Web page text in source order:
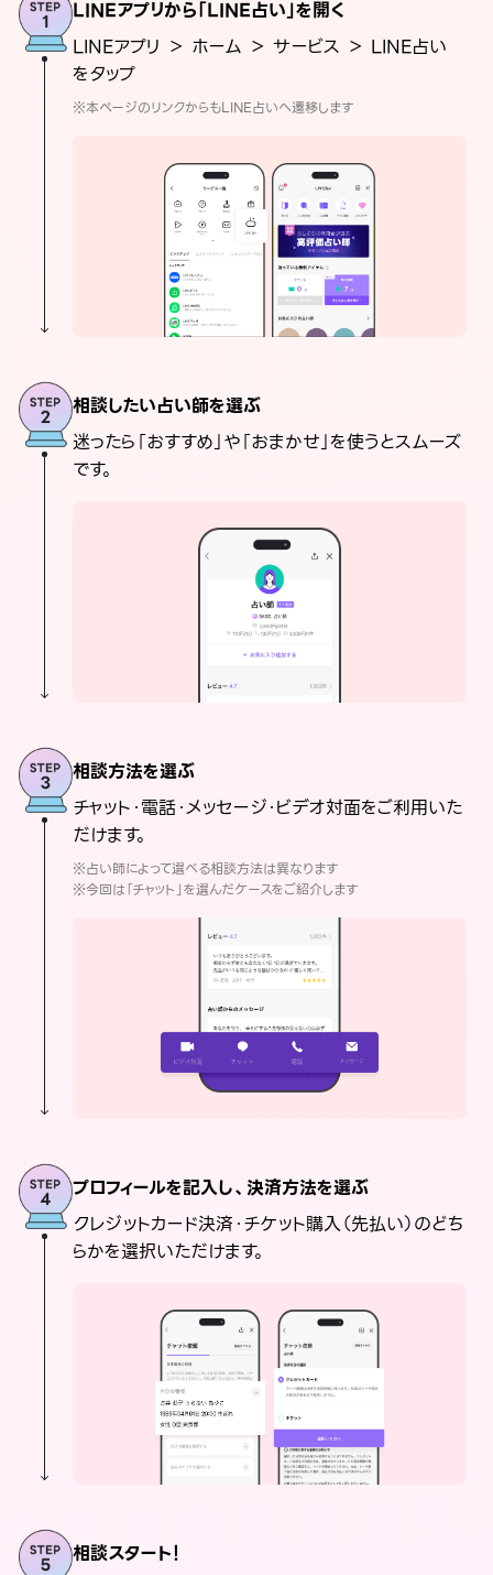
LINEアプリから「LINE占い」を開く
LINEアプリ ＞ ホーム ＞ サービス ＞ LINE占い
をタップ
※本ページのリンクからもLINE占いへ遷移します
相談したい占い師を選ぶ
迷ったら「おすすめ」や「おまかせ」を使うとスムーズ
です。
相談方法を選ぶ
チャット・電話・メッセージ・ビデオ対面をご利用いた
だけます。
※占い師によって選べる相談方法は異なります
※今回は「チャット」を選んだケースをご紹介します
プロフィールを記入し、決済方法を選ぶ
クレジットカード決済・チケット購入（先払い）のどち
らかを選択いただけます。
相談スタート！